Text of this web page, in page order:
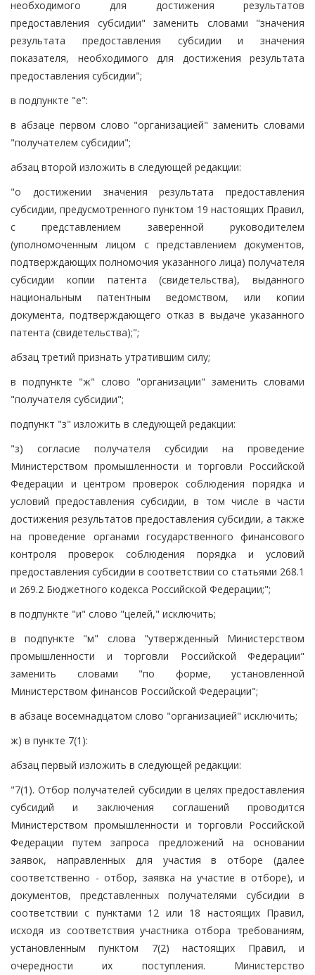
необходимого для достижения результатов
предоставления субсидии" заменить словами "значения
результата предоставления субсидии и значения
показателя, необходимого для достижения результата
предоставления субсидии";
в подпункте "е":
в абзаце первом слово "организацией" заменить словами
"получателем субсидии";
абзац второй изложить в следующей редакции:
"о достижении значения результата предоставления
субсидии, предусмотренного пунктом 19 настоящих Правил,
с представлением заверенной руководителем
(уполномоченным лицом с представлением документов,
подтверждающих полномочия указанного лица) получателя
субсидии копии патента (свидетельства), выданного
национальным патентным ведомством, или копии
документа, подтверждающего отказ в выдаче указанного
патента (свидетельства);";
абзац третий признать утратившим силу;
в подпункте "ж" слово "организации" заменить словами
"получателя субсидии";
подпункт "з" изложить в следующей редакции:
"з) согласие получателя субсидии на проведение
Министерством промышленности и торговли Российской
Федерации и центром проверок соблюдения порядка и
условий предоставления субсидии, в том числе в части
достижения результатов предоставления субсидии, а также
на проведение органами государственного финансового
контроля проверок соблюдения порядка и условий
предоставления субсидии в соответствии со статьями 268.1
и 269.2 Бюджетного кодекса Российской Федерации;";
в подпункте "и" слово "целей," исключить;
в подпункте "м" слова "утвержденный Министерством
промышленности и торговли Российской Федерации"
заменить словами "по форме, установленной
Министерством финансов Российской Федерации";
в абзаце восемнадцатом слово "организацией" исключить;
ж) в пункте 7(1):
абзац первый изложить в следующей редакции:
"7(1). Отбор получателей субсидии в целях предоставления
субсидий и заключения соглашений проводится
Министерством промышленности и торговли Российской
Федерации путем запроса предложений на основании
заявок, направленных для участия в отборе (далее
соответственно - отбор, заявка на участие в отборе), и
документов, представленных получателями субсидии в
соответствии с пунктами 12 или 18 настоящих Правил,
исходя из соответствия участника отбора требованиям,
установленным пунктом 7(2) настоящих Правил, и
очередности их поступления. Министерство